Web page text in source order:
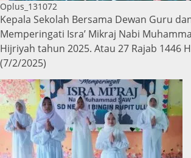
Oplus_131072
Kepala Sekolah Bersama Dewan Guru
Memperingati Isra’ Mikraj Nabi
Hijriyah tahun 2025. Atau 27 Rajab 1446
(7/2/2025)